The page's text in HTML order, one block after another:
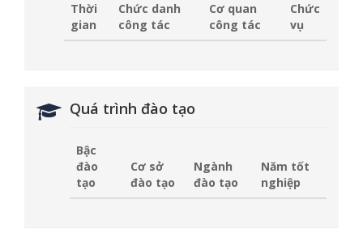
Thời
gian
Chức danh
công tác
Cơ quan
công tác
Chức
vụ
Quá trình đào tạo
Bậc
đào
tạo
Cơ sở
đào tạo
Ngành
đào tạo
Năm tốt
nghiệp